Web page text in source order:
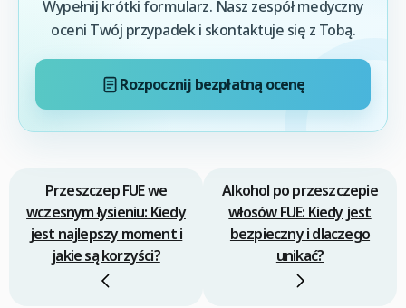
Wypełnij krótki formularz. Nasz zespół medyczny
oceni Twój przypadek i skontaktuje się z Tobą.
Rozpocznij bezpłatną ocenę
Przeszczep FUE we
wczesnym łysieniu: Kiedy
jest najlepszy moment i
jakie są korzyści?
Alkohol po przeszczepie
włosów FUE: Kiedy jest
bezpieczny i dlaczego
unikać?